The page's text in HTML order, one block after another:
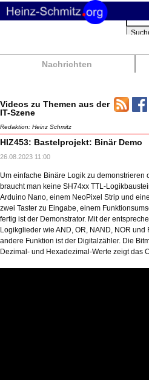
Nachrichten
Videos zu Themen aus der
IT-Szene
Redaktion: Heinz Schmitz
HIZ453: Bastelprojekt: Binär Demo
26.08.2023 11:00
Um einfache Binäre Logik zu demonstrieren
braucht man keine SH74xx TTL-
Arduino Nano, einem NeoPixel Strip und
zwei Taster zu Eingabe, einem
fertig ist der Demonstrator. Mit der
Logikglieder wie AND, OR, NAND, NOR
andere Funktion ist der Digitalzähler. Die
Dezimal- und Hexadezimal-Werte zeigt das